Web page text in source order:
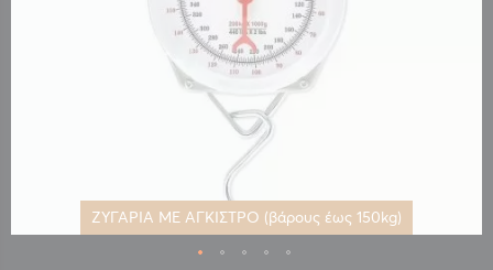
ΖΥΓΑΡΙΑ ΜΕ ΑΓΚΙΣΤΡΟ (βάρους έως 150kg)